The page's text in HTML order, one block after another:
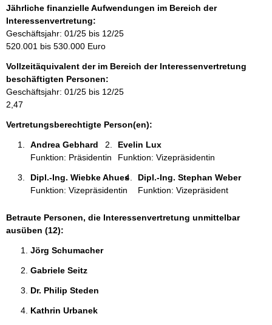
f
o
r
m
t
i
o
n
e
Jährliche finanzielle Aufwendungen im Bereich der
Interessenvertretung:
Geschäftsjahr: 01/25 bis 12/25
520.001 bis 530.000 Euro
Vollzeitäquivalent der im Bereich der Interessenvertretung
beschäftigten Personen:
Geschäftsjahr: 01/25 bis 12/25
2,47
Vertretungsberechtigte Person(en):
Andrea Gebhard
Funktion: Präsidentin
Evelin Lux
Funktion: Vizepräsidentin
Dipl.-Ing. Wiebke Ahues
Funktion: Vizepräsidentin
Dipl.-Ing. Stephan Weber
Funktion: Vizepräsident
Betraute Personen, die Interessenvertretung unmittelbar
ausüben (12):
Jörg Schumacher
Gabriele Seitz
Dr. Philip Steden
Kathrin Urbanek